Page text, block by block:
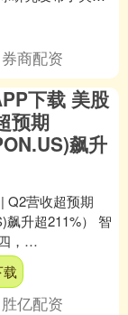
，围绕久期趋
....
券商配资
下载 美股
预期
飙升
Q2营收超预期
飙升超211%） 智
，
升....
胜亿配资